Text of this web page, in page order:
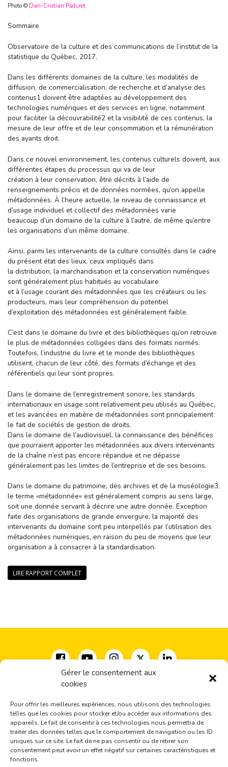
Gérer le consentement aux
cookies
Pour offrir les meilleures expériences, nous utilisons des technologies
telles que les cookies pour stocker et/ou accéder aux informations des
appareils. Le fait de consentir à ces technologies nous permettra de
traiter des données telles que le comportement de navigation ou les ID
uniques sur ce site. Le fait de ne pas consentir ou de retirer son
consentement peut avoir un effet négatif sur certaines caractéristiques et
fonctions.
Photo © Dan-Cristian Pădureț
Sommaire
Observatoire de la culture et des communications de l’institut de la
statistique du Québec, 2017.
Dans les différents domaines de la culture, les modalités de
diffusion, de commercialisation, de recherche et d’analyse des
contenus1 doivent être adaptées au développement des
technologies numériques et des services en ligne, notamment
pour faciliter la découvrabilité2 et la visibilité de ces contenus, la
mesure de leur offre et de leur consommation et la rémunération
des ayants droit.
Dans ce nouvel environnement, les contenus culturels doivent, aux
différentes étapes du processus qui va de leur
création à leur conservation, être décrits à l’aide de
renseignements précis et de données normées, qu’on appelle
métadonnées. À l’heure actuelle, le niveau de connaissance et
d’usage individuel et collectif des métadonnées varie
beaucoup d’un domaine de la culture à l’autre, de même qu’entre
les organisations d’un même domaine.
Ainsi, parmi les intervenants de la culture consultés dans le cadre
du présent état des lieux, ceux impliqués dans
la distribution, la marchandisation et la conservation numériques
sont généralement plus habitués au vocabulaire
et à l’usage courant des métadonnées que les créateurs ou les
producteurs, mais leur compréhension du potentiel
d’exploitation des métadonnées est généralement faible.
C’est dans le domaine du livre et des bibliothèques qu’on retrouve
le plus de métadonnées colligées dans des formats normés.
Toutefois, l’industrie du livre et le monde des bibliothèques
utilisent, chacun de leur côté, des formats d’échange et des
référentiels qui leur sont propres.
Dans le domaine de l’enregistrement sonore, les standards
internationaux en usage sont relativement peu utilisés au Québec,
et les avancées en matière de métadonnées sont principalement
le fait de sociétés de gestion de droits.
Dans le domaine de l’audiovisuel, la connaissance des bénéfices
que pourraient apporter les métadonnées aux divers intervenants
de la chaîne n’est pas encore répandue et ne dépasse
généralement pas les limites de l’entreprise et de ses besoins.
Dans le domaine du patrimoine, des archives et de la muséologie3,
le terme «métadonnée» est généralement compris au sens large,
soit une donnée servant à décrire une autre donnée. Exception
faite des organisations de grande envergure, la majorité des
intervenants du domaine sont peu interpellés par l’utilisation des
métadonnées numériques, en raison du peu de moyens que leur
organisation a à consacrer à la standardisation.
LIRE RAPPORT COMPLET
Coalition pour la diversité des expressions culturelles
Montréal, QC H2X 1V1
(+1) 514-277-2666
coalition@cdec-cdce.org